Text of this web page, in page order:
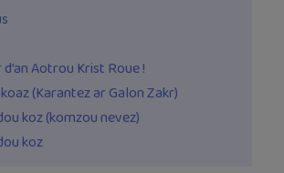
Aotrou Krist Roue !
(Karantez ar Galon Zakr)
koz (komzou nevez)
koz